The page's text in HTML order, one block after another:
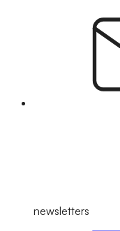
newsletters